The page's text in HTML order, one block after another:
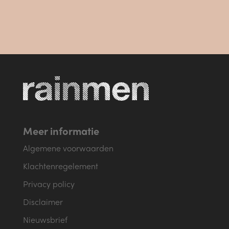
Meer informatie
Algemene voorwaarden
Klachtenregelement
Privacy policy
Disclaimer
Nieuwsbrief